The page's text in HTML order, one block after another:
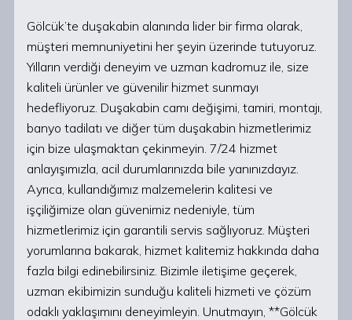
Gölcük’te duşakabin alanında lider bir firma olarak,
müşteri memnuniyetini her şeyin üzerinde tutuyoruz.
Yılların verdiği deneyim ve uzman kadromuz ile, size
kaliteli ürünler ve güvenilir hizmet sunmayı
hedefliyoruz. Duşakabin camı değişimi, tamiri, montajı,
banyo tadilatı ve diğer tüm duşakabin hizmetlerimiz
için bize ulaşmaktan çekinmeyin. 7/24 hizmet
anlayışımızla, acil durumlarınızda bile yanınızdayız.
Ayrıca, kullandığımız malzemelerin kalitesi ve
işçiliğimize olan güvenimiz nedeniyle, tüm
hizmetlerimiz için garantili servis sağlıyoruz. Müşteri
yorumlarına bakarak, hizmet kalitemiz hakkında daha
fazla bilgi edinebilirsiniz. Bizimle iletişime geçerek,
uzman ekibimizin sunduğu kaliteli hizmeti ve çözüm
odaklı yaklaşımını deneyimleyin. Unutmayın, **Gölcük